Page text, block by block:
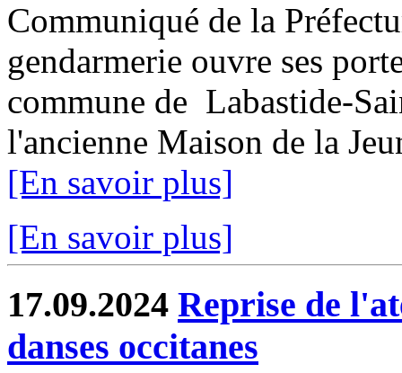
Communiqué de la
gendarmerie ouvre ses
commune de Labastide-
l'ancienne Maison de la
[En savoir plus]
[En savoir plus]
17.09.2024 Reprise de
danses occitanes